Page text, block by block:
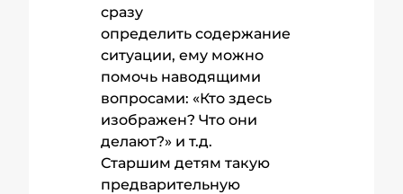
сразу
определить содержание
ситуации, ему можно
помочь наводящими
вопросами: «Кто здесь
изображен? Что они
делают?» и т.д.
Старшим детям такую
предварительную